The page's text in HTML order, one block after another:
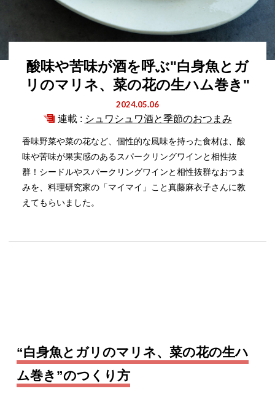
酸味や苦味が酒を呼ぶ"白身魚とガ
リのマリネ、菜の花の生ハム巻き"
2024.05.06
連載 : シュワシュワ酒と季節のおつまみ
香味野菜や菜の花など、個性的な風味を持った食材は、酸
味や苦味が果実感のあるスパークリングワインと相性抜
群！シードルやスパークリングワインと相性抜群なおつま
みを、料理研究家の「マイマイ」こと真藤麻衣子さんに教
えてもらいました。
“白身魚とガリのマリネ、菜の花の生ハ
ム巻き”のつくり方